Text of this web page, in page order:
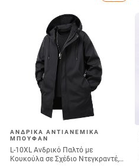
ΑΝΔΡΙΚΆ ΑΝΤΙΑΝΕΜΙΚΆ
ΜΠΟΥΦΆΝ
L-10XL Ανδρικό Παλτό με
Κουκούλα σε Σχέδιο Ντεγκραντέ,